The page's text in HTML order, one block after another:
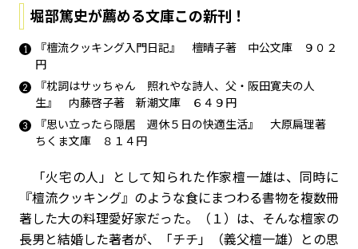
堀部篤史が薦める文庫この新刊！
『檀流クッキング入門日記』 檀晴子著 中公文庫 ９０２
円
『枕詞はサッちゃん 照れやな詩人、父・阪田寛夫の人
生』 内藤啓子著 新潮文庫 ６４９円
『思い立ったら隠居 週休５日の快適生活』 大原扁理著
ちくま文庫 ８１４円
「火宅の人」として知られた作家檀一雄は、同時に
『檀流クッキング』のような食にまつわる書物を複数冊
著した大の料理愛好家だった。（１）は、そんな檀家の
長男と結婚した著者が、「チチ」（義父檀一雄）との思